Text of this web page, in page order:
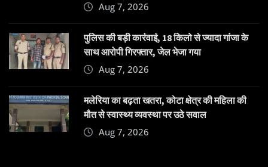
Aug 7, 2026
पुलिस की बड़ी कार्रवाई, 18 किलो से ज्यादा गांजा के
साथ आरोपी गिरफ्तार, जेल भेजा गया
Aug 7, 2026
मलेरिया का बढ़ता खतरा, कोटा क्षेत्र की महिला की
मौत से स्वास्थ्य व्यवस्था पर उठे सवाल
Aug 7, 2026